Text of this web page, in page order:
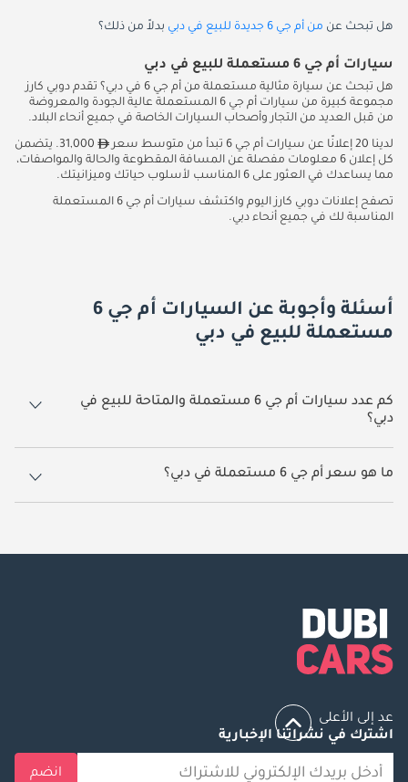
هل تبحث عن من أم جي 6 جديدة للبيع في دبي بدلاً من ذلك؟
سيارات أم جي 6 مستعملة للبيع في دبي
هل تبحث عن سيارة مثالية مستعملة من أم جي 6 في دبي؟ تقدم دوبي كارز
مجموعة كبيرة من سيارات أم جي 6 المستعملة عالية الجودة والمعروضة
من قبل العديد من التجار وأصحاب السيارات الخاصة في جميع أنحاء البلاد.
لدينا 20 إعلانًا عن سيارات أم جي 6 تبدأ من متوسط سعر
31,000. يتضمن
كل إعلان 6 معلومات مفصلة عن المسافة المقطوعة والحالة والمواصفات،
مما يساعدك في العثور على 6 المناسب لأسلوب حياتك وميزانيتك.
تصفح إعلانات دوبي كارز اليوم واكتشف سيارات أم جي 6 المستعملة
المناسبة لك في جميع أنحاء دبي.
أسئلة وأجوبة عن السيارات أم جي 6
مستعملة للبيع في دبي
كم عدد سيارات أم جي 6 مستعملة والمتاحة للبيع في
دبي؟
20 سيارة أم جي 6 مستعملة متوفرة للبيع في دبي.
ما هو سعر أم جي 6 مستعملة في دبي؟
يبدأ سعر سيارة أم جي 6 مستعملة في دبي 31,000.
عد إلى الأعلى
اشترك في نشراتنا الإخبارية
انضم